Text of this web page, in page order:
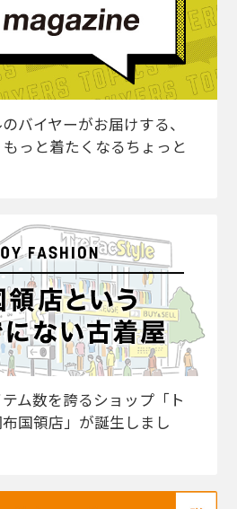
バイヤーがお届けする、
っと着たくなるちょっと
ム数を誇るショップ「ト
国領店」が誕生しまし